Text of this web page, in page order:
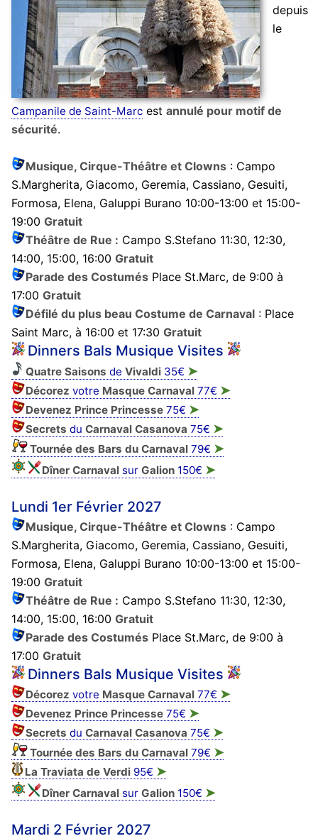
depuis
le
Campanile de Saint-Marcest annulé pour motif de
sécurité.
Musique, Cirque-Théâtre et Clowns: Campo
S.Margherita, Giacomo, Geremia, Cassiano, Gesuiti,
Formosa, Elena, Galuppi Burano 10:00-13:00 et 15:00-
19:00 Gratuit
Théâtre de Rue : Campo S.Stefano 11:30, 12:30,
14:00, 15:00, 16:00 Gratuit
Parade des CostumésPlace St.Marc, de 9:00 à
17:00 Gratuit
Défilé du plus beau Costume de Carnaval: Place
Saint Marc, à 16:00 et 17:30 Gratuit
Dinners Bals Musique Visites
Quatre Saisons de Vivaldi35€ ➤
Décorez votre Masque Carnaval77€ ➤
Devenez Prince Princesse75€ ➤
Secrets du Carnaval Casanova 75€ ➤
Tournée des Bars du Carnaval79€ ➤
Dîner Carnavalsur Galion150€ ➤
Lundi 1er Février 2027
Musique, Cirque-Théâtre et Clowns: Campo
S.Margherita, Giacomo, Geremia, Cassiano, Gesuiti,
Formosa, Elena, Galuppi Burano 10:00-13:00 et 15:00-
19:00 Gratuit
Théâtre de Rue : Campo S.Stefano 11:30, 12:30,
14:00, 15:00, 16:00 Gratuit
Parade des CostumésPlace St.Marc, de 9:00 à
17:00 Gratuit
Dinners Bals Musique Visites
Décorez votre Masque Carnaval77€ ➤
Devenez Prince Princesse75€ ➤
Secrets du Carnaval Casanova 75€ ➤
Tournée des Bars du Carnaval79€ ➤
La Traviata de Verdi95€ ➤
Dîner Carnavalsur Galion150€ ➤
Mardi 2 Février 2027